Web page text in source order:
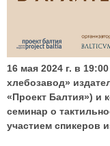
16 мая 2024 г. в
хлебозавод»
«Проект Балтия») и
семинар о
участием спикеров